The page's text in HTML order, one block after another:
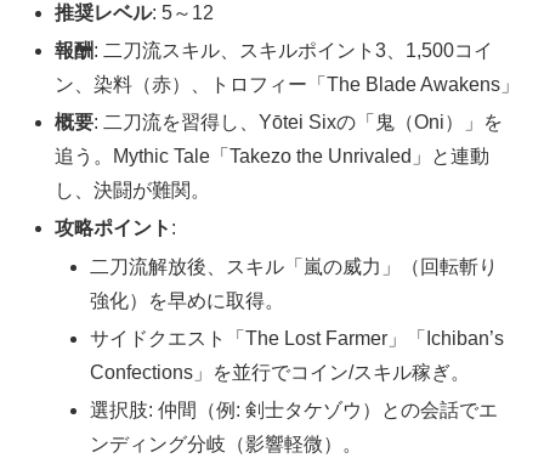
推奨レベル: 5～12
報酬: 二刀流スキル、スキルポイント3、1,500コイ
ン、染料（赤）、トロフィー「The Blade Awakens」
概要: 二刀流を習得し、Yōtei Sixの「鬼（Oni）」を
追う。Mythic Tale「Takezo the Unrivaled」と連動
し、決闘が難関。
攻略ポイント :
二刀流解放後、スキル「嵐の威力」（回転斬り
強化）を早めに取得。
サイドクエスト「The Lost Farmer」「Ichiban’s
Confections」を並行でコイン/スキル稼ぎ。
選択肢: 仲間（例: 剣士タケゾウ）との会話でエ
ンディング分岐（影響軽微）。